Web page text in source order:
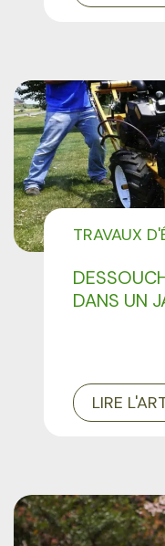
DANS UN
TRAVAUX
CONSEILS
LIRE